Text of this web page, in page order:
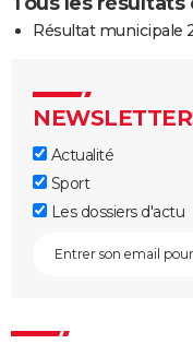
Résultat municipale
Actualité
Sport
Les dossiers d'actu